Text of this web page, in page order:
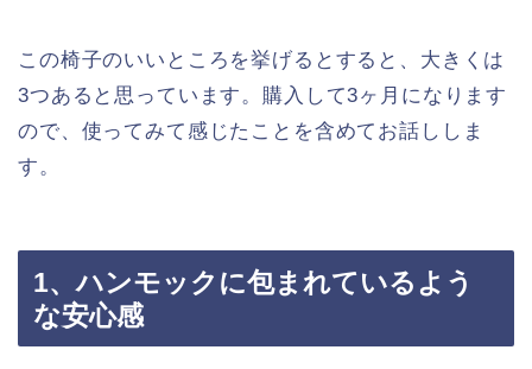
この椅子のいいところを挙げるとすると、大きくは
3つあると思っています。購入して3ヶ月になります
ので、使ってみて感じたことを含めてお話ししま
す。
1、ハンモックに包まれているよう
な安心感